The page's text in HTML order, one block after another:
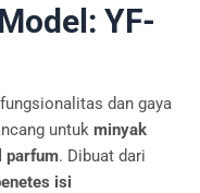
YF-
dan gaya
untuk minyak
parfum. Dibuat dari
isi